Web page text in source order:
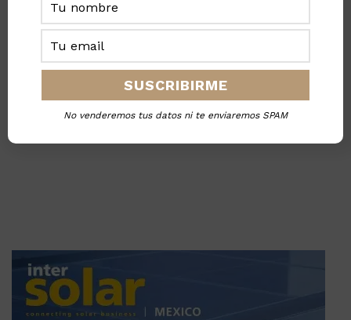
No venderemos tus datos ni te enviaremos SPAM